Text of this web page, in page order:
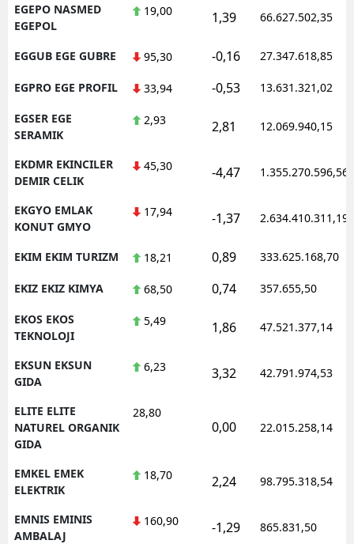
EGEPO NASMED
EGEPOL
19,00 1,39 66.627.502,35
EGGUB EGE GUBRE 95,30 -0,16 27.347.618,85
EGPRO EGE PROFIL 33,94 -0,53 13.631.321,02
EGSER EGE
SERAMIK
2,93 2,81 12.069.940,15
EKDMR EKINCILER
DEMIR CELIK
45,30 -4,47 1.355.270.596,56
EKGYO EMLAK
KONUT GMYO
17,94 -1,37 2.634.410.311,19
EKIM EKIM TURIZM 18,21 0,89 333.625.168,70
EKIZ EKIZ KIMYA 68,50 0,74 357.655,50
EKOS EKOS
TEKNOLOJI
5,49 1,86 47.521.377,14
EKSUN EKSUN
GIDA
6,23 3,32 42.791.974,53
ELITE ELITE
NATUREL ORGANIK
GIDA
28,80
0,00 22.015.258,14
EMKEL EMEK
ELEKTRIK
18,70 2,24 98.795.318,54
EMNIS EMINIS
AMBALAJ
160,90 -1,29 865.831,50